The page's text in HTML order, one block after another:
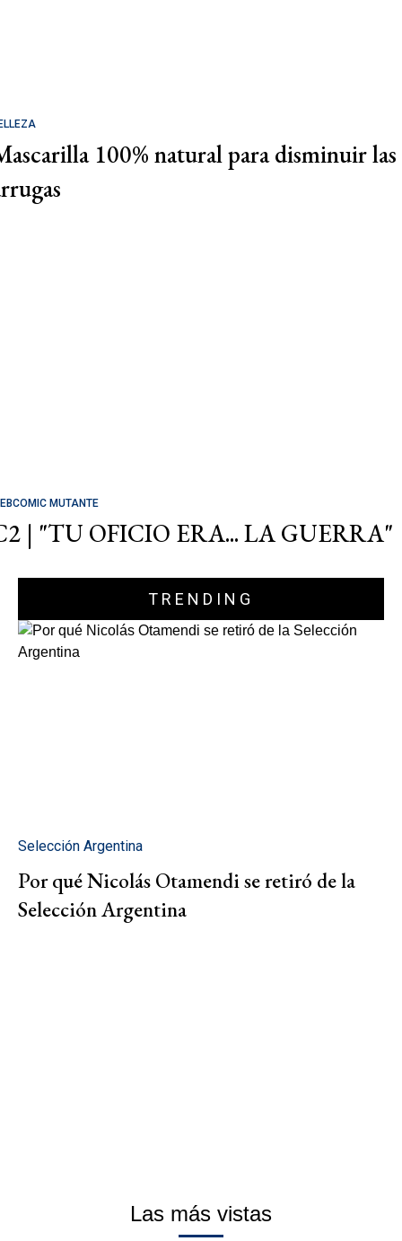
100% natural para disminuir las
MUTANTE
| "TU OFICIO ERA... LA GUERRA"
TRENDING
Selección Argentina
Por qué Nicolás Otamendi se retiró de la
Selección Argentina
Las más vistas